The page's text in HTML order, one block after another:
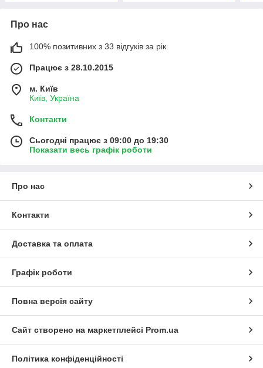
Про нас
100% позитивних з 33 відгуків за рік
Працює з 28.10.2015
м. Київ
Київ, Україна
Контакти
Сьогодні працює з 09:00 до 19:30
Показати весь графік роботи
Про нас
Контакти
Доставка та оплата
Графік роботи
Повна версія сайту
Сайт створено на маркетплейсі Prom.ua
Політика конфіденційності